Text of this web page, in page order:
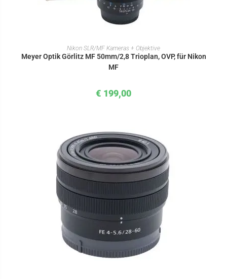
IN DEN WARENKORB
Nikon SLR/MF Kameras + Objektive
Meyer Optik Görlitz MF 50mm/2,8 Trioplan, OVP, für Nikon
MF
€ 199,00